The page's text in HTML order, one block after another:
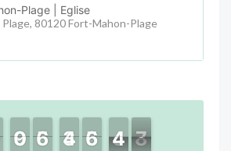
Plage | Eglise
Plage, 80120 Fort-Mahon-Plage
9
9
0
0 5
5
6
6 3
3
4
4 5
5
6
6 5
4
4 7
7
6